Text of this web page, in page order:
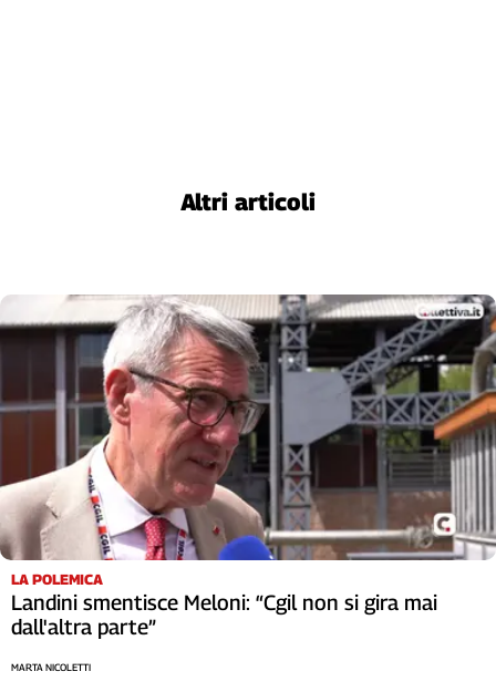
Altri articoli
LA POLEMICA
Landini smentisce Meloni: “Cgil non si gira mai
dall'altra parte”
MARTA NICOLETTI